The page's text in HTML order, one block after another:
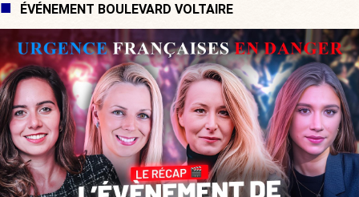
ÉVÉNEMENT BOULEVARD VOLTAIRE